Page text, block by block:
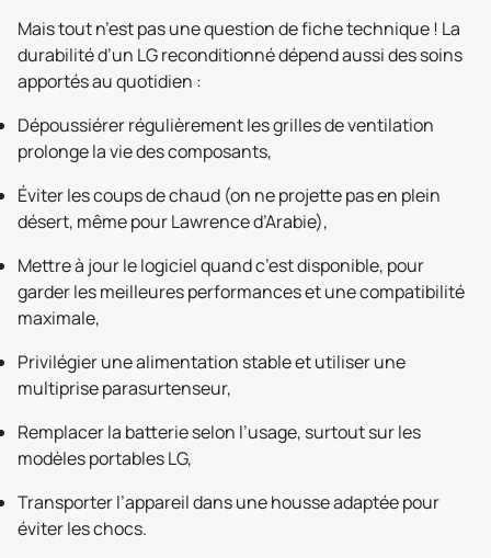
Mais tout n’est pas une question de fiche technique ! La
durabilité d’un LG reconditionné dépend aussi des soins
apportés au quotidien :
Dépoussiérer régulièrement les grilles de ventilation
prolonge la vie des composants,
Éviter les coups de chaud (on ne projette pas en plein
désert, même pour Lawrence d’Arabie),
Mettre à jour le logiciel quand c’est disponible, pour
garder les meilleures performances et une compatibilité
maximale,
Privilégier une alimentation stable et utiliser une
multiprise parasurtenseur,
Remplacer la batterie selon l’usage, surtout sur les
modèles portables LG,
Transporter l’appareil dans une housse adaptée pour
éviter les chocs.